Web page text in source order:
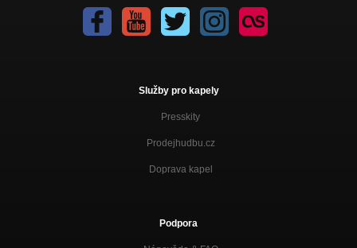
Služby pro kapely
Presskity
Prodejhudbu.cz
Doprava kapel
Podpora